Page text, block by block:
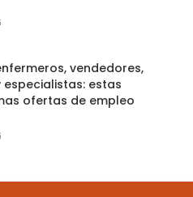
vendedores,
especialistas: estas
ofertas de empleo